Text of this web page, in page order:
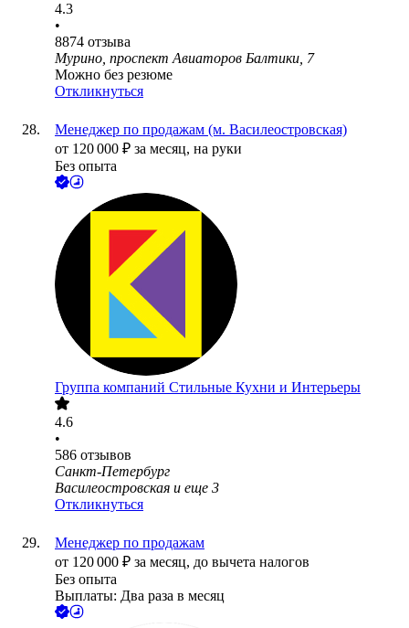
4.3
•
8874 отзыва
Мурино, проспект Авиаторов Балтики, 7
Можно без резюме
Откликнуться
Менеджер по продажам (м. Василеостровская)
от 120 000 ₽ за месяц, на руки
Без опыта
Группа компаний Стильные Кухни и Интерьеры
4.6
•
586 отзывов
Санкт-Петербург
Василеостровская и еще 3
Откликнуться
Менеджер по продажам
от 120 000 ₽ за месяц, до вычета налогов
Без опыта
Выплаты: Два раза в месяц